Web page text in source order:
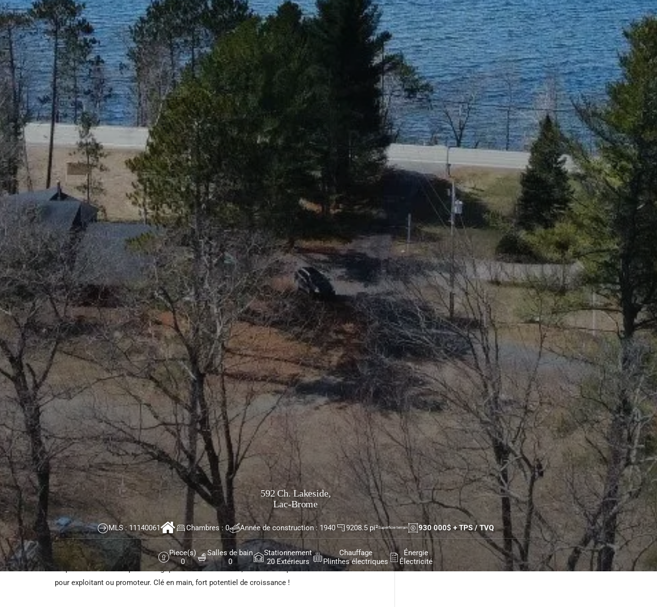
592 Ch. Lakeside,
Lac-Brome
MLS : 11140061 Chambres : 0 Année de construction : 1940 9208.5 pi²Superficie terrain 930 000$ + TPS / TVQ
Piece(s)
0
Salles de bain
0
Stationnement
20 Extérieurs
Chauffage
Plinthes électriques
Énergie
Électricité
Courtier immobilier Montréal>Propriétés >Lac-Brome
Bâtisse commerciale/Bureau à vendre Lac-Brome
592 Ch. Lakeside,Lac-Brome
À vendre -- Motel & Chalets au bord du lac Brome Opportunité rare au coeur des Cantons-de-l'Est !
Propriété commerciale comprenant un motel converti en 7 petits appartements (anciennement 10
chambres+2 studios) + 6 chalets, sur un immense terrain de 99 000 pi² avec accès direct au lac.
Zonage commercial (usage hôtel/motel) Potentiel de Revenus locatifs à court terme excellents
Emplacement touristique stratégique Près des services, activités et plein air Investissement idéal
pour exploitant ou promoteur. Clé en main, fort potentiel de croissance !